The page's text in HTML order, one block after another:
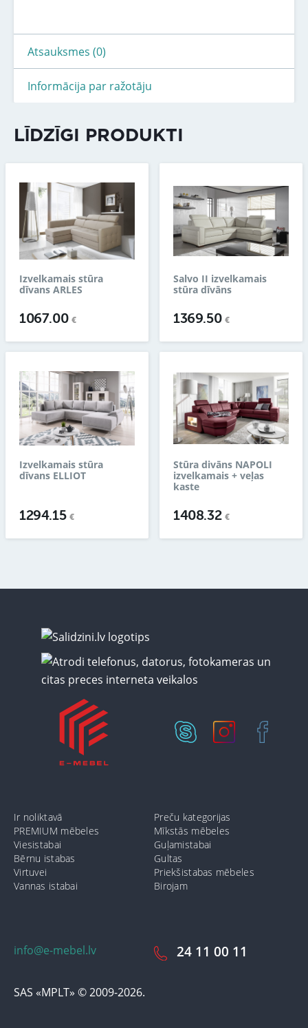
Atsauksmes (0)
Informācija par ražotāju
LĪDZĪGI PRODUKTI
Izvelkamais stūra
dīvans ARLES
1067.00 €
Salvo II izvelkamais
stūra dīvāns
1369.50 €
Izvelkamais stūra
dīvans ELLIOT
1294.15 €
Stūra divāns NAPOLI
izvelkamais + veļas
kaste
1408.32 €
info@e-mebel.lv
SAS «MPLT» © 2009-2026.
24 11 00 11
Ir noliktavā
Preču kategorijas
PREMIUM mēbeles
Mīkstās mēbeles
Viesistabai
Guļamistabai
Bērnu istabas
Gultas
Virtuvei
Priekšistabas mēbeles
Vannas istabai
Birojam